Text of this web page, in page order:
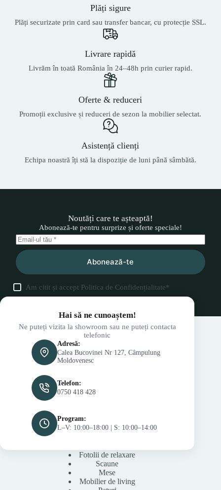
Plăți sigure
Plăți securizate prin card sau transfer bancar, cu protecție SSL.
Livrare rapidă
Livrăm în toată România în 24–48h prin curier rapid.
Oferte & reduceri
Promoții exclusive și reduceri de sezon la mobilier selectat.
Asistență clienți
Echipa noastră îți stă la dispoziție de luni până sâmbătă.
Noutăți care te așteaptă!
Abonează-te pentru surprize și oferte speciale!
Abonează-te
Am citit și accept Politica de Confidențialitate*
Hai să ne cunoaștem!
Ne puteți vizita la showroom sau ne puteți contacta
telefonic
Adresă:
Calea Bucovinei Nr 127, Câmpulung
Moldovenesc
Telefon:
0750 418 428
Program:
L–V: 10:00–18:00 | S: 10:00–14:00
Fotolii de relaxare
Scaune
Mese
Mobilier de living